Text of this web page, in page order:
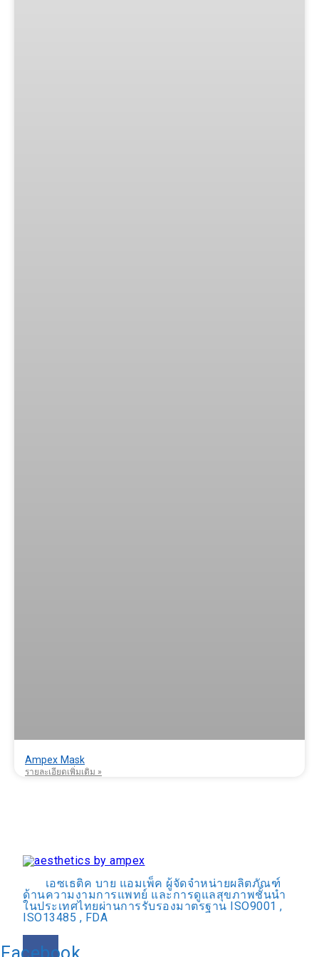
Ampex Mask
รายละเอียดเพิ่มเติม »
เอซเธติค บาย แอมเพ็ค ผู้จัดจำหน่ายผลิตภัณฑ์
ด้านความงามการแพทย์ และการดูแลสุขภาพชั้นนำ
ในประเทศไทยผ่านการรับรองมาตรฐาน ISO9001 ,
ISO13485 , FDA